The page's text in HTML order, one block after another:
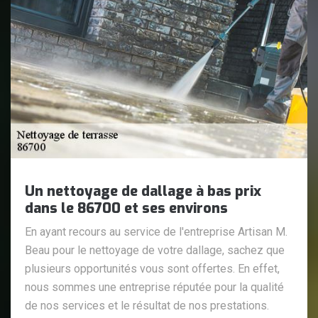
Un nettoyage de dallage à bas prix
dans le 86700 et ses environs
En ayant recours au service de l'entreprise Artisan M.
Beau pour le nettoyage de votre dallage, sachez que
plusieurs opportunités vous sont offertes. En effet,
nous sommes une entreprise réputée pour la qualité
de nos services et le résultat de nos prestations.